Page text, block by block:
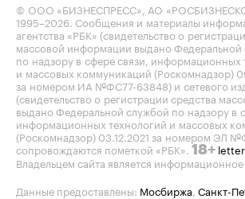
© ООО «БИЗНЕСПРЕСС», АО
1995–2026. Сообщения и материалы
агентства «РБК» (свидетельство о
массовой информации выдано Федеральной
по надзору в сфере связи, информационных
и массовых коммуникаций (Роскомнадзор)
за номером ИА №ФС77-63848) и сетевого
(свидетельство о регистрации средства
выдано Федеральной службой по надзору в
информационных технологий и массовых
(Роскомнадзор) 03.12.2021 за номером ЭЛ
сопровождаются пометкой «РБК». 18+
Владельцем сайта является
Данные предоставлены: Мосбиржа, Санкт-